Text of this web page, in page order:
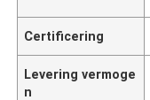
Certificering
Levering vermoge
n